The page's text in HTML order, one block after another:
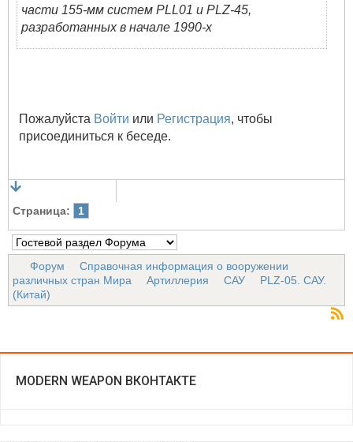
части 155-мм систем PLL01 и PLZ-45,
разработанных в начале 1990-х
Пожалуйста Войти или Регистрация, чтобы
присоединиться к беседе.
Страница: 1
Форум
Справочная информация о вооружении
различных стран Мира
Артиллерия САУ
PLZ-05. САУ.
(Китай)
MODERN WEAPON ВКОНТАКТЕ